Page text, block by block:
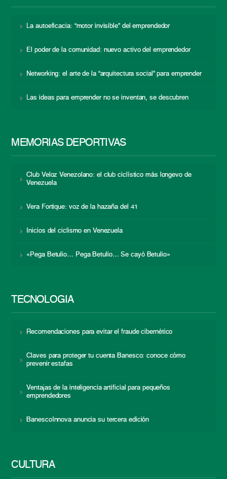
La autoeficacia: “motor invisible” del emprendedor
El poder de la comunidad: nuevo activo del emprendedor
Networking: el arte de la “arquitectura social” para emprender
Las ideas para emprender no se inventan, se descubren
MEMORIAS DEPORTIVAS
Club Veloz Venezolano: el club ciclístico más longevo de
Venezuela
Vera Fortique: voz de la hazaña del 41
Inicios del ciclismo en Venezuela
«Pega Betulio… Pega Betulio… Se cayó Betulio»
TECNOLOGÍA
Recomendaciones para evitar el fraude cibernético
Claves para proteger tu cuenta Banesco: conoce cómo
prevenir estafas
Ventajas de la inteligencia artificial para pequeños
emprendedores
BanescoInnova anuncia su tercera edición
CULTURA